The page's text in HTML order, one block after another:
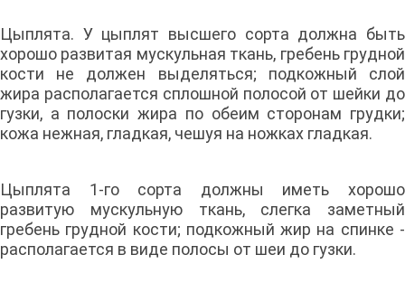
Цыплята. У цыплят высшего сорта должна быть
хорошо развитая мускульная ткань, гребень грудной
кости не должен выделяться; подкожный слой
жира располагается сплошной полосой от шейки до
гузки, а полоски жира по обеим сторонам грудки;
кожа нежная, гладкая, чешуя на ножках гладкая.
Цыплята 1-го сорта должны иметь хорошо
развитую мускульную ткань, слегка заметный
гребень грудной кости; подкожный жир на спинке -
располагается в виде полосы от шеи до гузки.